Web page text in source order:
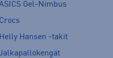
Gel-Nimbus
Crocs
Helly Hansen -takit
Jalkapallokengät